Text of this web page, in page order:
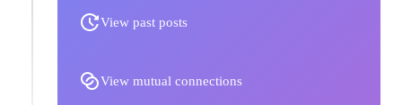
View past posts
View mutual connections